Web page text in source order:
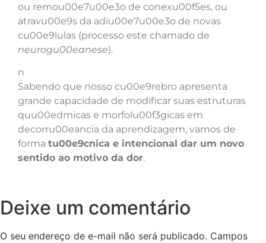
ou remou00e7u00e3o de conexu00f5es, ou
atravu00e9s da adiu00e7u00e3o de novas
cu00e9lulas (processo este chamado de
neurogu00eanese).
n
Sabendo que nosso cu00e9rebro apresenta
grande capacidade de modificar suas estruturas
quu00edmicas e morfolu00f3gicas em
decorru00eancia da aprendizagem, vamos de
forma tu00e9cnica e intencional dar um novo
sentido ao motivo da dor.
Deixe um comentário
O seu endereço de e-mail não será publicado. Campos